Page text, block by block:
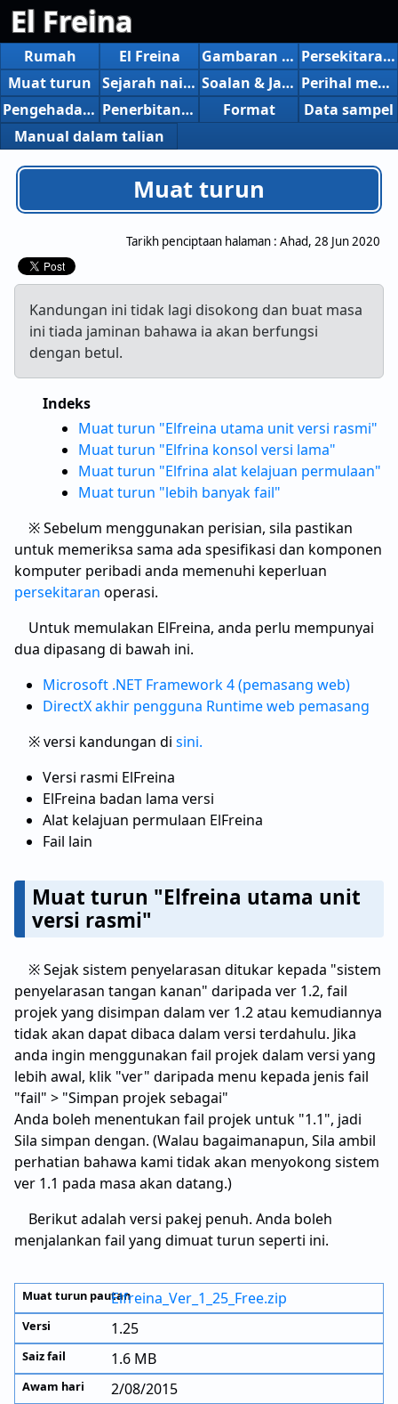
El Freina
Rumah El Freina Gambaran keseluruhan
Persekitaran operasi
Muat turun
Sejarah naik versi Soalan & Jawapan
Perihal membeli versi saham
Pengehadan versi bebas
Penerbitan, pengenalan, dsb. Format
Data sampel
Manual dalam talian
Muat turun
Tarikh penciptaan halaman : Ahad, 28 Jun 2020
Kandungan ini tidak lagi disokong dan buat masa
ini tiada jaminan bahawa ia akan berfungsi
dengan betul.
Indeks
Muat turun "Elfreina utama unit versi rasmi"
Muat turun "Elfrina konsol versi lama"
Muat turun "Elfrina alat kelajuan permulaan"
Muat turun "lebih banyak fail"
※ Sebelum menggunakan perisian, sila pastikan
untuk memeriksa sama ada spesifikasi dan komponen
komputer peribadi anda memenuhi keperluan
persekitaran operasi.
Untuk memulakan ElFreina, anda perlu mempunyai
dua dipasang di bawah ini.
Microsoft .NET Framework 4 (pemasang web)
DirectX akhir pengguna Runtime web pemasang
※ versi kandungan di sini.
Versi rasmi ElFreina
ElFreina badan lama versi
Alat kelajuan permulaan ElFreina
Fail lain
Muat turun "Elfreina utama unit
versi rasmi"
※ Sejak sistem penyelarasan ditukar kepada "sistem
penyelarasan tangan kanan" daripada ver 1.2, fail
projek yang disimpan dalam ver 1.2 atau kemudiannya
tidak akan dapat dibaca dalam versi terdahulu. Jika
anda ingin menggunakan fail projek dalam versi yang
lebih awal, klik "ver" daripada menu kepada jenis fail
"fail" > "Simpan projek sebagai"
Anda boleh menentukan fail projek untuk "1.1", jadi
Sila simpan dengan. (Walau bagaimanapun, Sila ambil
perhatian bahawa kami tidak akan menyokong sistem
ver 1.1 pada masa akan datang.)
Berikut adalah versi pakej penuh. Anda boleh
menjalankan fail yang dimuat turun seperti ini.
Elfreina_Ver_1_25_Free.zip
1.25
1.6 MB
2/08/2015